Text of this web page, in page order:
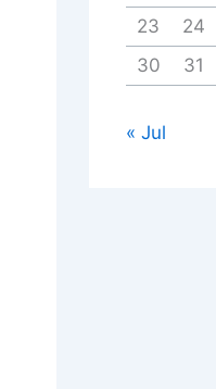
23
24
30
31
« Jul